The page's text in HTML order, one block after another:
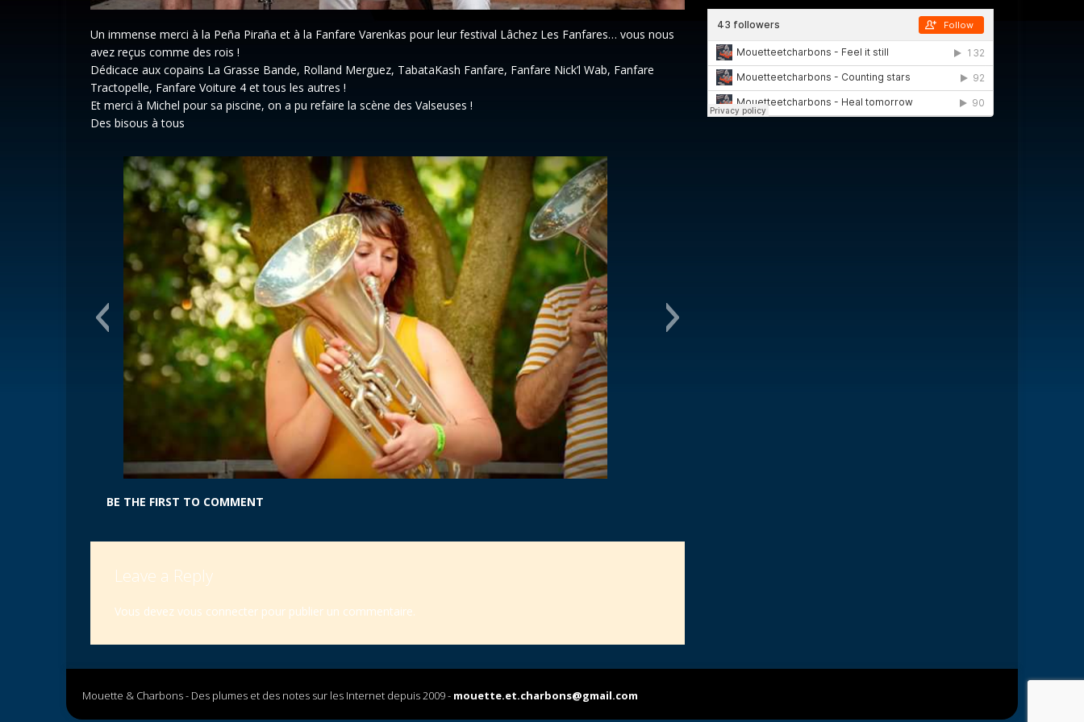
Un immense merci à la Peña Piraña et à la Fanfare Varenkas pour leur festival Lâchez Les Fanfares… vous nous
avez reçus comme des rois !
Dédicace aux copains La Grasse Bande, Rolland Merguez, TabataKash Fanfare, Fanfare Nick’l Wab, Fanfare
Tractopelle, Fanfare Voiture 4 et tous les autres !
Et merci à Michel pour sa piscine, on a pu refaire la scène des Valseuses !
Des bisous à tous
BE THE FIRST TO COMMENT
Leave a Reply
Vous devez vous connecter pour publier un commentaire.
Mouette & Charbons - Des plumes et des notes sur les Internet depuis 2009 - mouette.et.charbons@gmail.com